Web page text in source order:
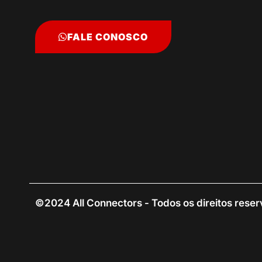
FALE CONOSCO
©2024 All Connectors - Todos os direitos